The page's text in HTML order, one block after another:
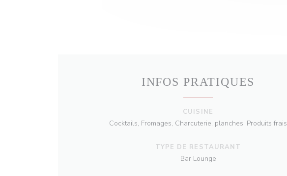
INFOS PRATIQUES
CUISINE
Cocktails, Fromages, Charcuterie, planches, Produits frais
TYPE DE RESTAURANT
Bar Lounge